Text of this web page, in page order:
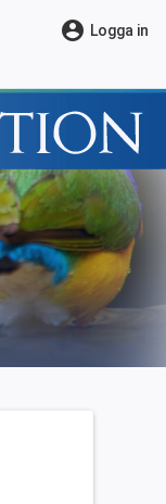
account_circle Logga in